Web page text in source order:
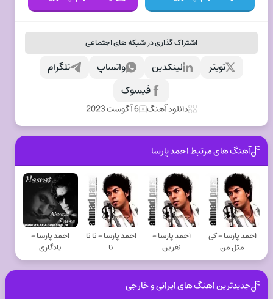
اشتراک گذاری در شبکه های اجتماعی
تلگرام واتساپ لینکدین
تویتر
فیسوک
دانلود آهنگ 6 آگوست 2023
آهنگ های مرتبط احمد پارسا
احمد پارسا - کی
مثل من
احمد پارسا -
نفرین
احمد پارسا - نا نا
نا
احمد پارسا -
یادگاری
جدیدترین اهنگ های ایرانی و خارجی